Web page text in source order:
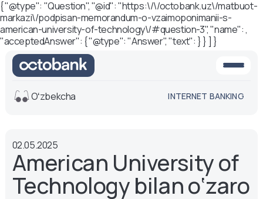
{ "@type": "Question", "@id": "https:\/\/octobank.uz\/matbuot-
markazi\/podpisan-memorandum-o-vzaimoponimanii-s-
american-university-of-technology\/#question-3", "name": ,
"acceptedAnswer": { "@type": "Answer", "text": } } ] }
O'rta
versiya
versiya
Ovoz
Oʻzbekcha INTERNET BANKING
02.05.2025
American University of
Technology bilan o‘zaro